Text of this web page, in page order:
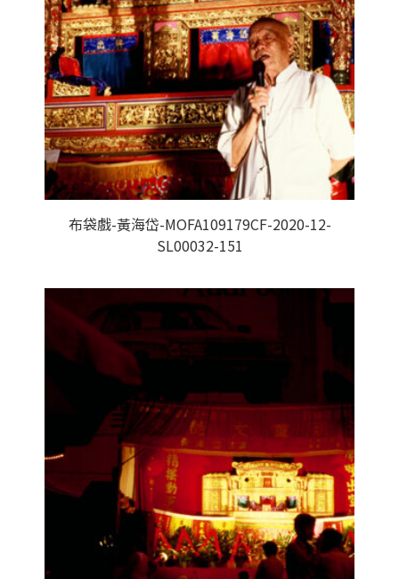
布袋戲-黃海岱-MOFA109179CF-2020-12-
SL00032-151